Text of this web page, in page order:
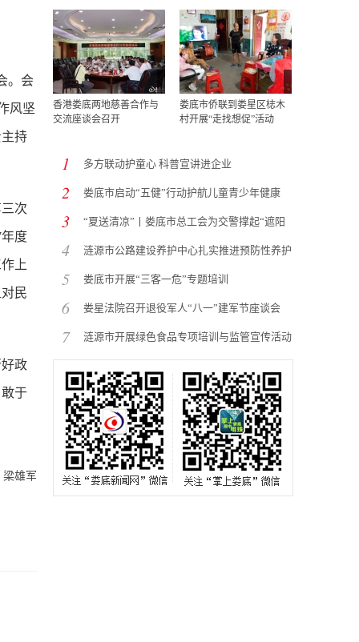
。会
风坚
持
次
度
上
民
政
于
梁雄军
香港娄底两地慈善合作与
交流座谈会召开
娄底市侨联到娄星区梽木
村开展“走找想促”活动
1 多方联动护童心 科普宣讲进企业
2 娄底市启动“五健”行动护航儿童青少年健康
3 “夏送清凉”丨娄底市总工会为交警撑起“遮阳
4
涟源市公路建设养护中心扎实推进预防性养护
5 娄底市开展“三客一危”专题培训
6 娄星法院召开退役军人“八一”建军节座谈会
7 涟源市开展绿色食品专项培训与监管宣传活动